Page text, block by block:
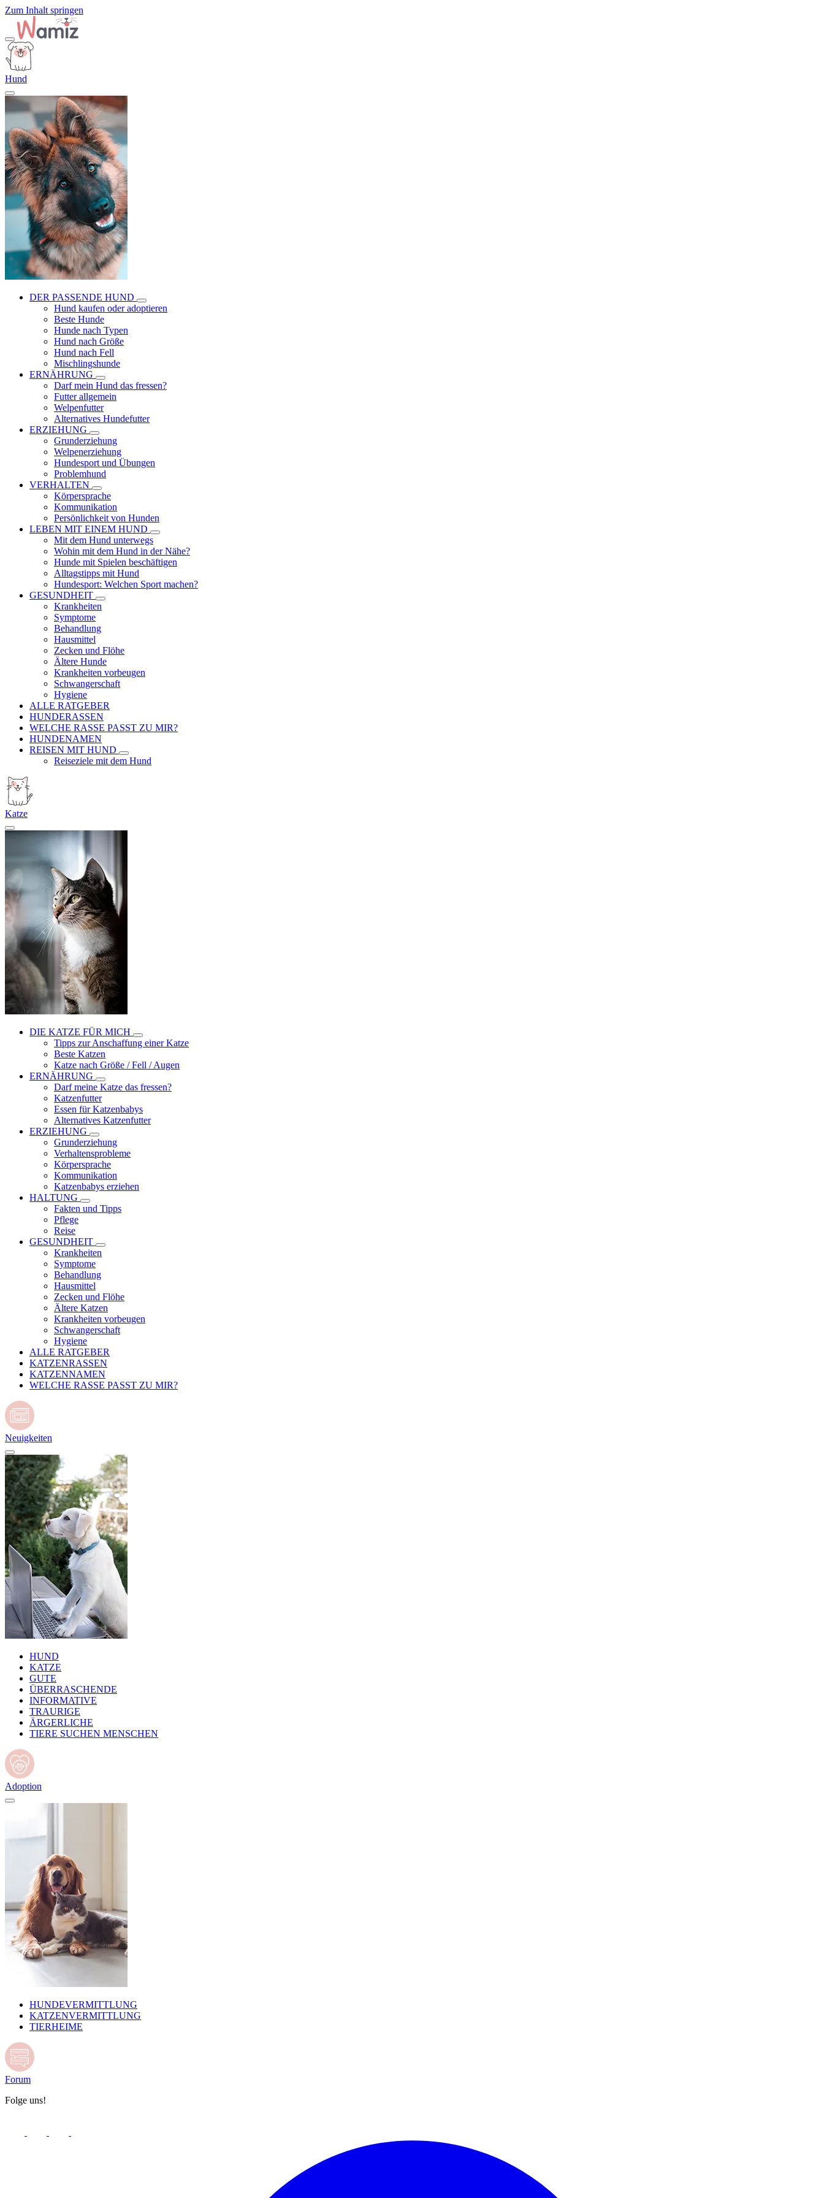
Zum Inhalt springen
Hund
DER PASSENDE HUND
Hund kaufen oder adoptieren
Beste Hunde
Hunde nach Typen
Hund nach Größe
Hund nach Fell
Mischlingshunde
ERNÄHRUNG
Darf mein Hund das fressen?
Futter allgemein
Welpenfutter
Alternatives Hundefutter
ERZIEHUNG
Grunderziehung
Welpenerziehung
Hundesport und Übungen
Problemhund
VERHALTEN
Körpersprache
Kommunikation
Persönlichkeit von Hunden
LEBEN MIT EINEM HUND
Mit dem Hund unterwegs
Wohin mit dem Hund in der Nähe?
Hunde mit Spielen beschäftigen
Alltagstipps mit Hund
Hundesport: Welchen Sport machen?
GESUNDHEIT
Krankheiten
Symptome
Behandlung
Hausmittel
Zecken und Flöhe
Ältere Hunde
Krankheiten vorbeugen
Schwangerschaft
Hygiene
ALLE RATGEBER
HUNDERASSEN
WELCHE RASSE PASST ZU MIR?
HUNDENAMEN
REISEN MIT HUND
Reiseziele mit dem Hund
Katze
DIE KATZE FÜR MICH
Tipps zur Anschaffung einer Katze
Beste Katzen
Katze nach Größe / Fell / Augen
ERNÄHRUNG
Darf meine Katze das fressen?
Katzenfutter
Essen für Katzenbabys
Alternatives Katzenfutter
ERZIEHUNG
Grunderziehung
Verhaltensprobleme
Körpersprache
Kommunikation
Katzenbabys erziehen
HALTUNG
Fakten und Tipps
Pflege
Reise
GESUNDHEIT
Krankheiten
Symptome
Behandlung
Hausmittel
Zecken und Flöhe
Ältere Katzen
Krankheiten vorbeugen
Schwangerschaft
Hygiene
ALLE RATGEBER
KATZENRASSEN
KATZENNAMEN
WELCHE RASSE PASST ZU MIR?
Neuigkeiten
HUND
KATZE
GUTE
ÜBERRASCHENDE
INFORMATIVE
TRAURIGE
ÄRGERLICHE
TIERE SUCHEN MENSCHEN
Adoption
HUNDEVERMITTLUNG
KATZENVERMITTLUNG
TIERHEIME
Forum
Folge uns!